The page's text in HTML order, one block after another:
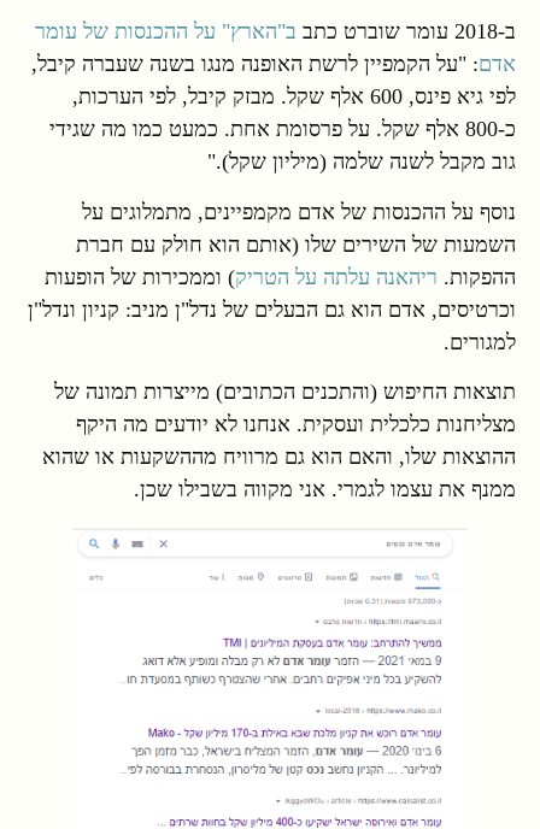
ב-2018 עומר שוברט כתב
ב"הארץ" על ההכנסות של עומר
אדם: "על הקמפיין לרשת האופנה מנגו בשנה שעברה קיבל,
לפי גיא פינס, 600 אלף שקל. מבזק קיבל, לפי הערכות,
כ-800 אלף שקל. על פרסומת אחת. כמעט כמו מה שגידי
גוב מקבל לשנה שלמה (מיליון שקל)."
נוסף על ההכנסות של אדם מקמפיינים, מתמלוגים על
השמעות של השירים שלו (אותם הוא חולק עם חברת
ההפקות. ריהאנה עלתה על הטריק) וממכירות של הופעות
וכרטיסים, אדם הוא גם הבעלים של נדל"ן מניב: קניון ונדל"ן
למגורים.
תוצאות החיפוש (והתכנים הכתובים) מייצרות תמונה של
מצליחנות כלכלית ועסקית. אנחנו לא יודעים מה היקף
ההוצאות שלו, והאם הוא גם מרוויח מההשקעות או שהוא
ממנף את עצמו לגמרי. אני מקווה בשבילו שכן.